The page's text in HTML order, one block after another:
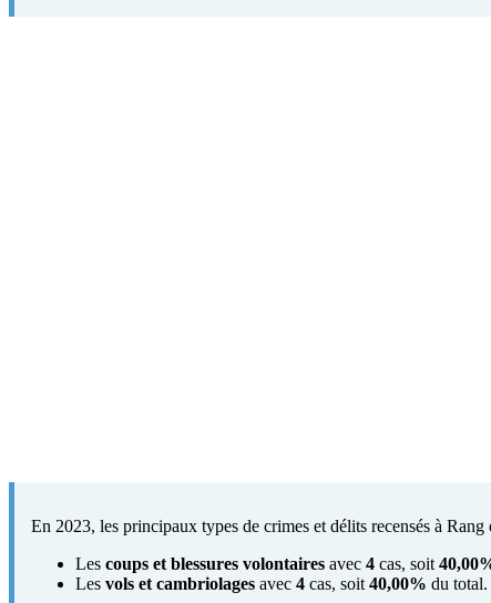
En 2023, les principaux types de crimes et délits recensés à Rang
Les coups et blessures volontaires avec 4 cas, soit
Les vols et cambriolages avec 4 cas, soit 40,00% du total.